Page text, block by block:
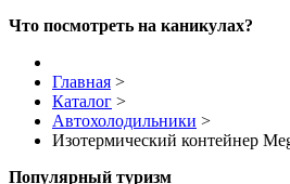
Что посмотреть на каникулах?
Главная >
Каталог >
Автохолодильники >
Изотермический контейнер
Популярный туризм